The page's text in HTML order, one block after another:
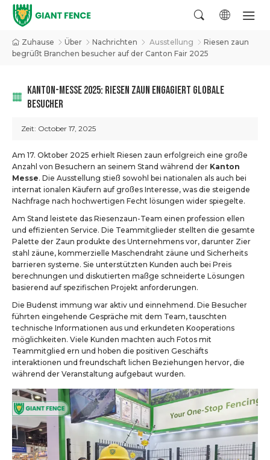
Zuhause Über Nachrichten Ausstellung
Riesen zaun
begrüßt Branchen besucher auf der Canton Fair 2025
KANTON-MESSE 2025: RIESEN ZAUN ENGAGIERT GLOBALE
BESUCHER
Zeit: October 17, 2025
Am 17. Oktober 2025 erhielt Riesen zaun erfolgreich eine große
Anzahl von Besuchern an seinem Stand während der Kanton
Messe. Die Ausstellung stieß sowohl bei nationalen als auch bei
internat ionalen Käufern auf großes Interesse, was die steigende
Nachfrage nach hochwertigen Fecht lösungen wider spiegelte.
Am Stand leistete das Riesenzaun-Team einen profession ellen
und effizienten Service. Die Teammitglieder stellten die gesamte
Palette der Zaun produkte des Unternehmens vor, darunter Zier
stahl zäune, kommerzielle Maschendraht zäune und Sicherheits
barrieren systeme. Sie unterstützten Kunden auch bei Preis
berechnungen und diskutierten maßge schneiderte Lösungen
basierend auf spezifischen Projekt anforderungen.
Die Budenst immung war aktiv und einnehmend. Die Besucher
führten eingehende Gespräche mit dem Team, tauschten
technische Informationen aus und erkundeten Kooperations
möglichkeiten. Viele Kunden machten auch Fotos mit
Teammitglied ern und hoben die positiven Geschäfts
interaktionen und freundschaft lichen Beziehungen hervor, die
während der Veranstaltung aufgebaut wurden.